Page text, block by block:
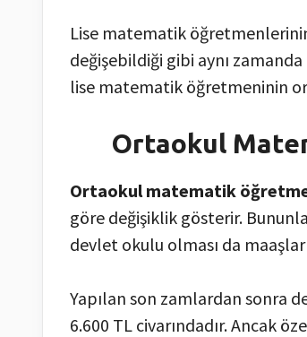
Lise matematik
değişebildiği gibi aynı
lise matematik öğretmeninin
Ortaokul
Ortaokul matematik
göre değişiklik gösterir.
devlet okulu olması da
Yapılan son zamlardan sonra
6.600 TL civarındadır. Ancak